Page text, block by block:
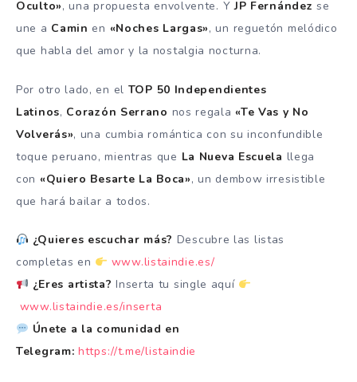
Oculto», una propuesta envolvente. YJP Fernández se
une a Camin en «Noches Largas», un reguetón melódico
que habla del amor y la nostalgia nocturna.
Por otro lado, en el TOP 50 Independientes
Latinos, Corazón Serrano nos regala«Te Vas y No
Volverás», una cumbia romántica con su inconfundible
toque peruano, mientras que La Nueva Escuela llega
con «Quiero Besarte La Boca», un dembow irresistible
que hará bailar a todos.
¿Quieres escuchar más? Descubre las listas
completas en
www.listaindie.es/
¿Eres artista? Inserta tu single aquí
www.listaindie.es/inserta
Únete a la comunidad en
Telegram: https://t.me/listaindie